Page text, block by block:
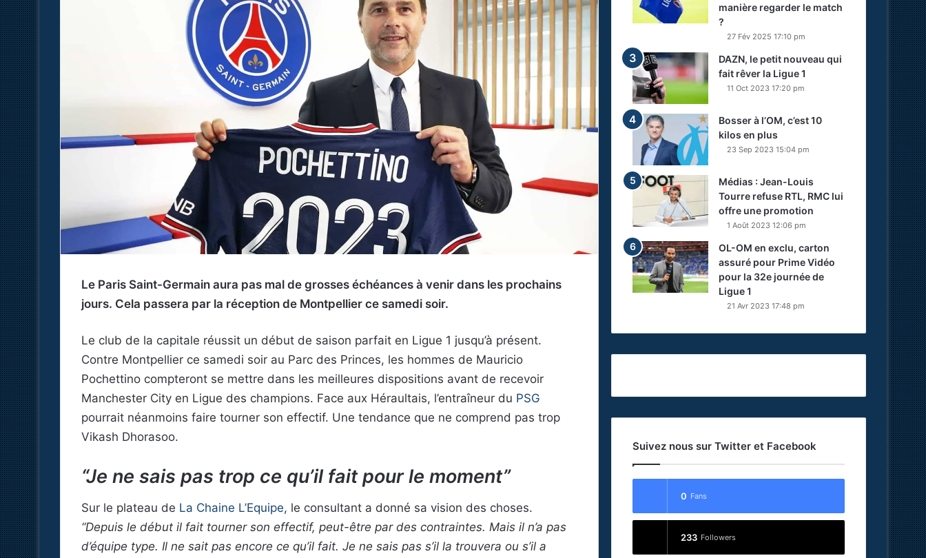
Le Paris Saint-Germain aura pas mal de grosses échéances à venir dans les prochains
jours. Cela passera par la réception de Montpellier ce samedi soir.
Le club de la capitale réussit un début de saison parfait en Ligue 1 jusqu’à présent.
Contre Montpellier ce samedi soir au Parc des Princes, les hommes de Mauricio
Pochettino compteront se mettre dans les meilleures dispositions avant de recevoir
Manchester City en Ligue des champions. Face aux Héraultais, l’entraîneur du PSG
pourrait néanmoins faire tourner son effectif. Une tendance que ne comprend pas trop
Vikash Dhorasoo.
“Je ne sais pas trop ce qu’il fait pour le moment”
Sur le plateau de La Chaine L’Equipe, le consultant a donné sa vision des choses.
“Depuis le début il fait tourner son effectif, peut-être par des contraintes. Mais il n’a pas
d’équipe type. Il ne sait pas encore ce qu’il fait. Je ne sais pas s’il la trouvera ou s’il a
manière regarder le match
?
27 Fév 2025 17:10 pm
DAZN, le petit nouveau qui
fait rêver la Ligue 1
11 Oct 2023 17:20 pm
Bosser à l’OM, c’est 10
kilos en plus
23 Sep 2023 15:04 pm
Médias : Jean-Louis
Tourre refuse RTL, RMC lui
offre une promotion
1 Août 2023 12:06 pm
OL-OM en exclu, carton
assuré pour Prime Vidéo
pour la 32e journée de
Ligue 1
21 Avr 2023 17:48 pm
Suivez nous sur Twitter et Facebook
0 Fans
233 Followers